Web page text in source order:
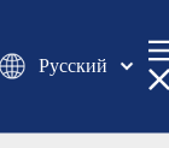
Pусский
românesc